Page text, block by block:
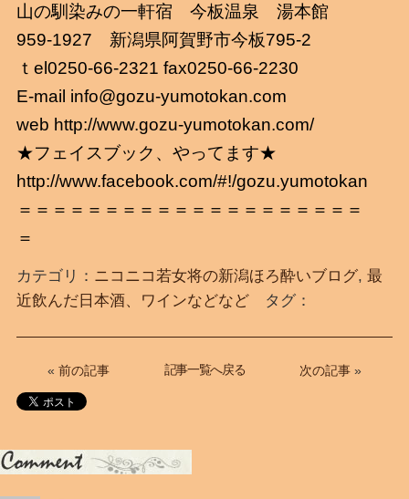
山の馴染みの一軒宿 今板温泉 湯本館
959-1927 新潟県阿賀野市今板795-2
ｔel0250-66-2321 fax0250-66-2230
E-mail info@gozu-yumotokan.com
web http://www.gozu-yumotokan.com/
★フェイスブック、やってます★
http://www.facebook.com/#!/gozu.yumotokan
＝＝＝＝＝＝＝＝＝＝＝＝＝＝＝＝＝＝＝＝
＝
カテゴリ： ニコニコ若女将の新潟ほろ酔いブログ, 最
近飲んだ日本酒、ワインなどなどタグ：
« 前の記事 次の記事 »
記事一覧へ戻る